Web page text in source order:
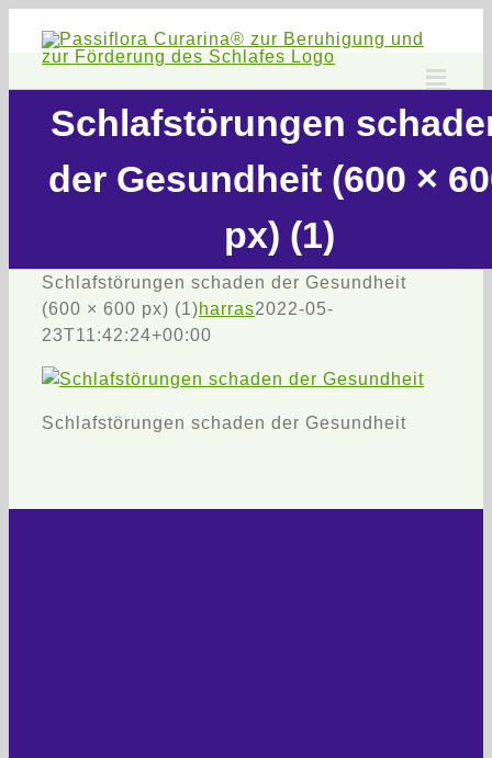
Inhalt
Schlafstörungen
der Gesundheit (600 ×
px) (1)
Schlafstörungen schaden der Gesundheit
(600 × 600 px) (1)harras2022-05-
23T11:42:24+00:00
Schlafstörungen schaden der Gesundheit